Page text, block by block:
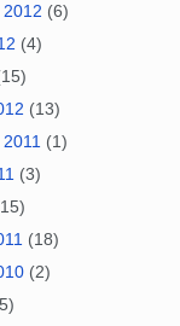
(6)
(4)
(13)
(1)
(3)
(18)
(2)